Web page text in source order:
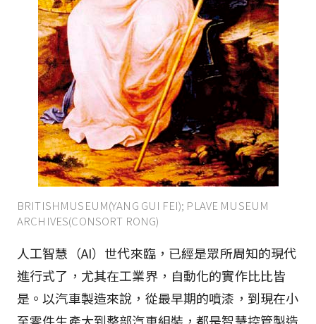
BRITISHMUSEUM(YANG GUI FEI); PLAVE MUSEUM
ARCHIVES(CONSORT RONG)
人工智慧（AI）世代來臨，已經是眾所周知的現代
進行式了，尤其在工業界，自動化的實作比比皆
是。以汽車製造來說，從最早期的噴漆，到現在小